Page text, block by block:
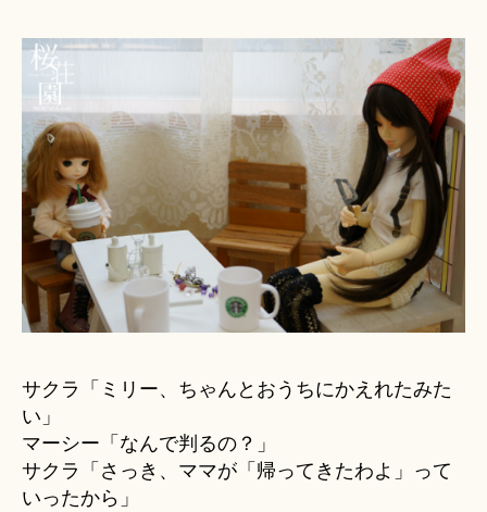
サクラ「ミリー、ちゃんとおうちにかえれたみた
い」
マーシー「なんで判るの？」
サクラ「さっき、ママが「帰ってきたわよ」って
いったから」